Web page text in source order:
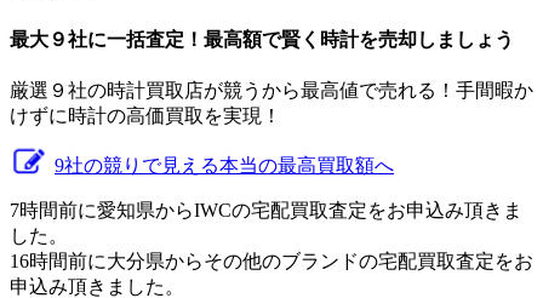
最大９社に一括査定！ 最高額で賢く時計を売却しましょう
厳選９社の時計買取店が競うから最高値で売れる！手間暇か
けずに時計の高価買取を実現！
9社の競りで見える本当の最高買取額へ
7時間前に愛知県からIWCの宅配買取査定をお申込み頂きま
した。
16時間前に大分県からその他のブランドの宅配買取査定をお
申込み頂きました。